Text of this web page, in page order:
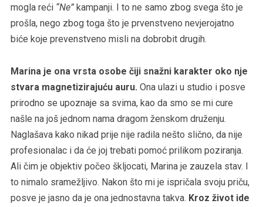
mogla reći “Ne”kampanji. I to ne samo zbog svega što je
prošla, nego zbog toga što je prvenstveno nevjerojatno
biće koje prevenstveno misli na dobrobit drugih.
Marina je ona vrsta osobe čiji snažni karakter oko nje
stvara magnetizirajuću auru. Ona ulazi u studio i posve
prirodno se upoznaje sa svima, kao da smo se mi cure
našle na još jednom nama dragom ženskom druženju.
Naglašava kako nikad prije nije radila nešto slično, da nije
profesionalac i da će joj trebati pomoć prilikom poziranja.
Ali čim je objektiv počeo škljocati, Marina je zauzela stav. I
to nimalo sramežljivo. Nakon što mi je ispričala svoju priču,
posve je jasno da je ona jednostavna takva. Kroz život ide